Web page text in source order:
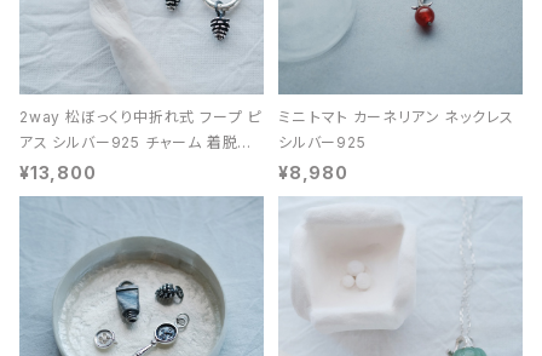
2way 松ぼっくり中折れ式 フープ ピ
アス シルバー925 チャーム 着脱可
能 レディース ユニセックス
¥13,800
ミニ トマト カーネリアン ネックレス
シルバー925
¥8,980